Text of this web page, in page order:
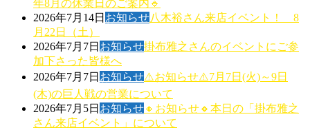
年8月の休業日のご案内🔹
2026年7月14日 お知らせ八木裕さん来店イベント！ 8
月22日（土）
2026年7月7日 お知らせ掛布雅之さんのイベントにご参
加下さった皆様へ
2026年7月7日 お知らせ⚠️お知らせ⚠️7月7日(火)～9日
(木)の巨人戦の営業について
2026年7月5日 お知らせ🔸お知らせ🔸本日の「掛布雅之
さん来店イベント」について